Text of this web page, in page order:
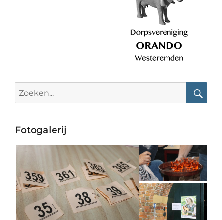
for:
Fotogalerij